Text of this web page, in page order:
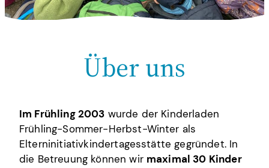
Über uns
Im Frühling 2003 wurde der Kinderladen
Frühling-Sommer-Herbst-Winter als
Elterninitiativkindertagesstätte gegründet. In
die Betreuung können wir maximal 30 Kinder